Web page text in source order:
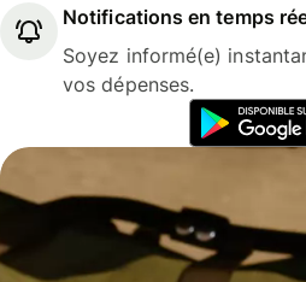
Notifications en temps
Soyez informé(e)
vos dépenses.